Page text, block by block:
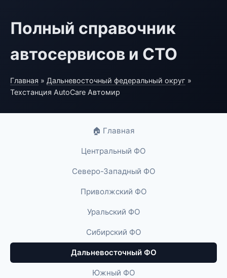
Полный справочник
автосервисов и СТО
Главная » Дальневосточный федеральный округ »
Техстанция AutoCare Автомир
🏠 Главная
Центральный ФО
Северо-Западный ФО
Приволжский ФО
Уральский ФО
Сибирский ФО
Дальневосточный ФО
Южный ФО